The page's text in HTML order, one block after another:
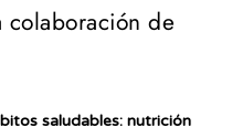
colaboración de
saludables: nutrición